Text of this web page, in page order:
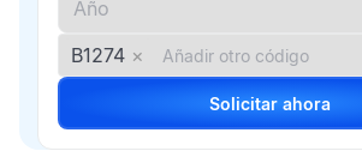
B1274 ×
Solicitar ahora